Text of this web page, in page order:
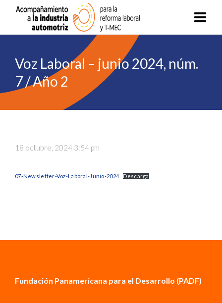
Voz Laboral – junio 2024, núm.
7 / Año 2
18 octubre, 2024 3:54 pm
07-Newsletter-Voz-Laboral-Junio-2024 Descarga
Fundación Panamericana para el Desarrollo (PADF)